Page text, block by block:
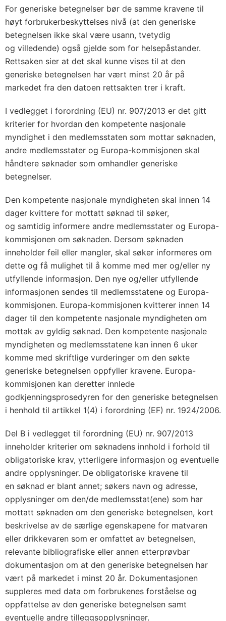
For generiske betegnelser bør de samme kravene til
høyt forbrukerbeskyttelses nivå (at den generiske
betegnelsen ikke skal være usann, tvetydig
og villedende) også gjelde som for helsepåstander.
Rettsaken sier at det skal kunne vises til at den
generiske betegnelsen har vært minst 20 år på
markedet fra den datoen rettsakten trer i kraft.
I vedlegget i forordning (EU) nr. 907/2013 er det gitt
kriterier for hvordan den kompetente nasjonale
myndighet i den medlemsstaten som mottar søknaden,
andre medlemsstater og Europa-kommisjonen skal
håndtere søknader som omhandler generiske
betegnelser.
Den kompetente nasjonale myndigheten skal innen 14
dager kvittere for mottatt søknad til søker,
og samtidig informere andre medlemsstater og Europa-
kommisjonen om søknaden. Dersom søknaden
inneholder feil eller mangler, skal søker informeres om
dette og få mulighet til å komme med mer og/eller ny
utfyllende informasjon. Den nye og/eller utfyllende
informasjonen sendes til medlemsstatene og Europa-
kommisjonen. Europa-kommisjonen kvitterer innen 14
dager til den kompetente nasjonale myndigheten om
mottak av gyldig søknad. Den kompetente nasjonale
myndigheten og medlemsstatene kan innen 6 uker
komme med skriftlige vurderinger om den søkte
generiske betegnelsen oppfyller kravene. Europa-
kommisjonen kan deretter innlede
godkjenningsprosedyren for den generiske betegnelsen
i henhold til artikkel 1(4) i forordning (EF) nr. 1924/2006.
Del B i vedlegget til forordning (EU) nr. 907/2013
inneholder kriterier om søknadens innhold i forhold til
obligatoriske krav, ytterligere informasjon og eventuelle
andre opplysninger. De obligatoriske kravene til
en søknad er blant annet; søkers navn og adresse,
opplysninger om den/de medlemsstat(ene) som har
mottatt søknaden om den generiske betegnelsen, kort
beskrivelse av de særlige egenskapene for matvaren
eller drikkevaren som er omfattet av betegnelsen,
relevante bibliografiske eller annen etterprøvbar
dokumentasjon om at den generiske betegnelsen har
vært på markedet i minst 20 år. Dokumentasjonen
suppleres med data om forbrukenes forståelse og
oppfattelse av den generiske betegnelsen samt
eventuelle andre tilleggsopplysninger.